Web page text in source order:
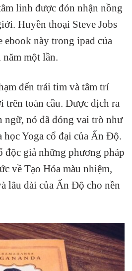
linh được đón nhận nồng
Huyền thoại Steve Jobs
này trong ipad của
một lần.
đến trái tim và tâm trí
trên toàn cầu. Được dịch ra
ngữ, nó đã đóng vai trò như
học Yoga cổ đại của Ấn Độ.
độc giả những phương pháp
về Tạo Hóa màu nhiệm,
lâu dài của Ấn Độ cho nền